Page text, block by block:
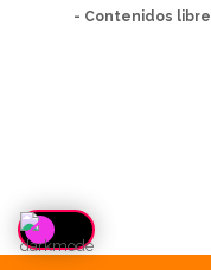
- Contenidos